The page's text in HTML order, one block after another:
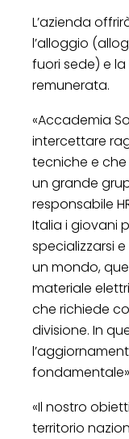
L’azienda
l’alloggio
fuori sede) e
remunerata.
«Accademia
intercettare
tecniche e
un grande
responsabile
Italia i giovani
specializzarsi
un mondo,
materiale
che richiede
divisione. In
«Il nostro
territorio